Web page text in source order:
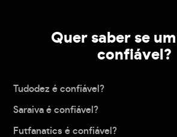
Quer saber se
confiável?
Tudodez é confiável?
Saraiva é confiável?
Futfanatics é confiável?